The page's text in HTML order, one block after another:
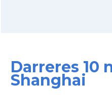
Darreres 10
Shanghai